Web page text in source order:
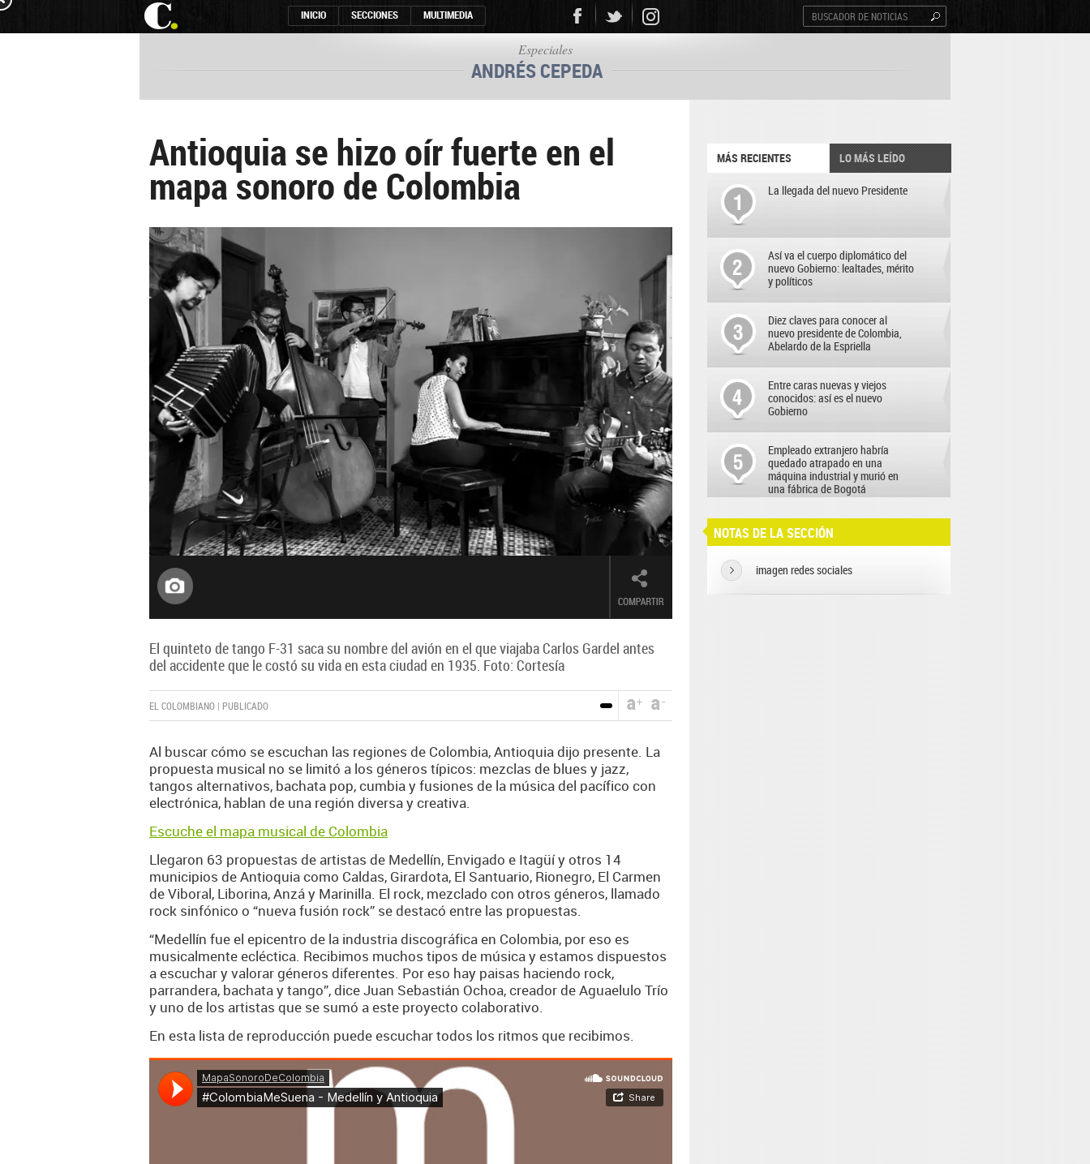
INICIO SECCIONES MULTIMEDIA
Especiales
ANDRÉS CEPEDA
Antioquia se hizo oír fuerte en el
mapa sonoro de Colombia
El quinteto de tango F-31 saca su nombre del avión en el que viajaba Carlos Gardel antes
del accidente que le costó su vida en esta ciudad en 1935. Foto: Cortesía
EL COLOMBIANO | PUBLICADO
Al buscar cómo se escuchan las regiones de Colombia, Antioquia dijo presente. La
propuesta musical no se limitó a los géneros típicos: mezclas de blues y jazz,
tangos alternativos, bachata pop, cumbia y fusiones de la música del pacífico con
electrónica, hablan de una región diversa y creativa.
Escuche el mapa musical de Colombia
Llegaron 63 propuestas de artistas de Medellín, Envigado e Itagüí y otros 14
municipios de Antioquia como Caldas, Girardota, El Santuario, Rionegro, El Carmen
de Viboral, Liborina, Anzá y Marinilla. El rock, mezclado con otros géneros, llamado
rock sinfónico o “nueva fusión rock” se destacó entre las propuestas.
“Medellín fue el epicentro de la industria discográfica en Colombia, por eso es
musicalmente ecléctica. Recibimos muchos tipos de música y estamos dispuestos
a escuchar y valorar géneros diferentes. Por eso hay paisas haciendo rock,
parrandera, bachata y tango”, dice Juan Sebastián Ochoa, creador de Aguaelulo Trío
y uno de los artistas que se sumó a este proyecto colaborativo.
En esta lista de reproducción puede escuchar todos los ritmos que recibimos.
MÁS RECIENTES LO MÁS LEÍDO
La llegada del nuevo Presidente
Así va el cuerpo diplomático del
nuevo Gobierno: lealtades, mérito
y políticos
Diez claves para conocer al
nuevo presidente de Colombia,
Abelardo de la Espriella
Entre caras nuevas y viejos
conocidos: así es el nuevo
Gobierno
Empleado extranjero habría
quedado atrapado en una
máquina industrial y murió en
una fábrica de Bogotá
NOTAS DE LA SECCIÓN
imagen redes sociales